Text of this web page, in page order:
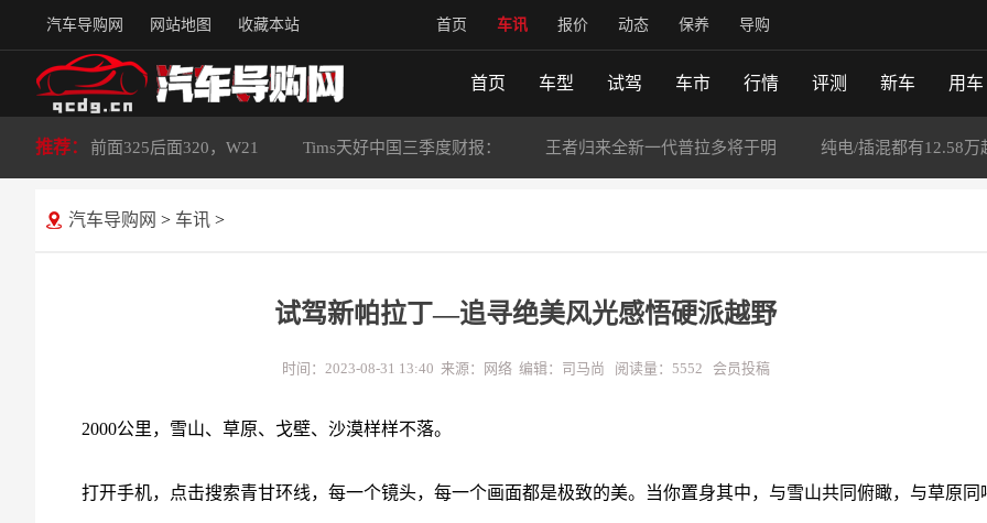
汽车导购网 网站地图 收藏本站 首页 车讯 报价 动态 保养 导购
首页 车型 试驾 车市 行情 评测 新车 用车
推荐： 前面325后面320，W21 Tims天好中国三季度财报： 王者归来全新一代普拉多将于明 纯电/插混都有12.58万
汽车导购网 > 车讯 >
试驾新帕拉丁—追寻绝美风光感悟硬派越野
时间：2023-08-31 13:40 来源：网络 编辑：司马尚 阅读量：5552 会员投稿
2000公里，雪山、草原、戈壁、沙漠样样不落。
打开手机，点击搜索青甘环线，每一个镜头，每一个画面都是极致的美。当你置身其中，与雪山共同俯瞰，与草原同